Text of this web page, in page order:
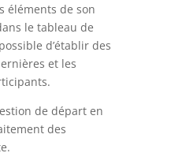
éléments de son
le tableau de
d’établir des
et les
de départ en
des